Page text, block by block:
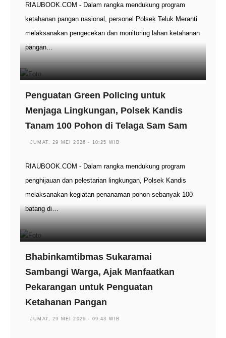
RIAUBOOK.COM - Dalam rangka mendukung program
ketahanan pangan nasional, personel Polsek Teluk Meranti
melaksanakan pengecekan dan monitoring lahan ketahanan
pangan…
Penguatan Green Policing untuk
Menjaga Lingkungan, Polsek Kandis
Tanam 100 Pohon di Telaga Sam Sam
JUMAT, 29 MEI 2026 - 10:25 WIB
RIAUBOOK.COM - Dalam rangka mendukung program
penghijauan dan pelestarian lingkungan, Polsek Kandis
melaksanakan kegiatan penanaman pohon sebanyak 100
batang di…
Bhabinkamtibmas Sukaramai
Sambangi Warga, Ajak Manfaatkan
Pekarangan untuk Penguatan
Ketahanan Pangan
JUMAT, 29 MEI 2026 - 09:43 WIB